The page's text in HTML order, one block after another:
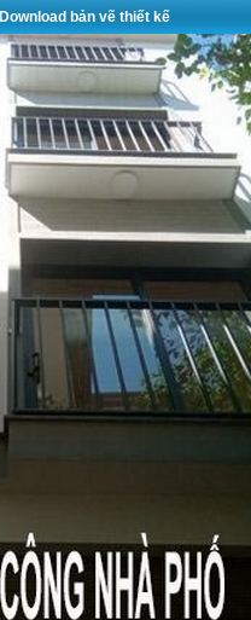
Download bản vẽ thiết kế